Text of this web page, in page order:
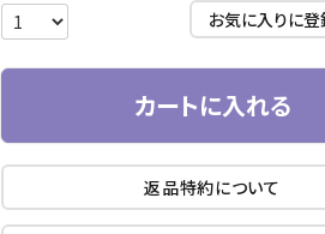
お気に入りに登
カートに入れる
返品特約について